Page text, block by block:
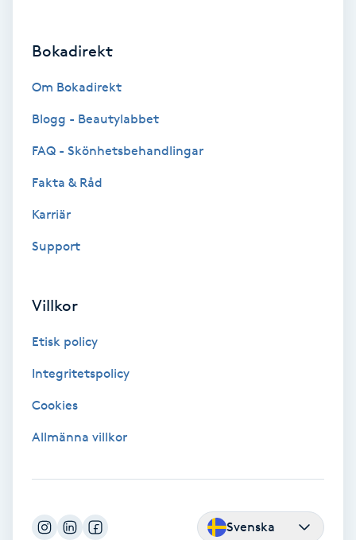
Kärlbehandling
Laserbehandling
LPG-behandling
Bokadirekt
Om Bokadirekt
Blogg - Beautylabbet
FAQ - Skönhetsbehandlingar
Fakta & Råd
Karriär
Support
Villkor
Etisk policy
Integritetspolicy
Cookies
Allmänna villkor
Svenska